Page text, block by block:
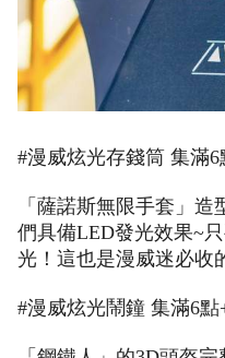
#漫威炫光存錢筒 集滿6
「薩諾斯無限手套」
們具備LED發光效果~
光！這也是漫威迷必收
#漫威炫光鬧鐘 集滿6點